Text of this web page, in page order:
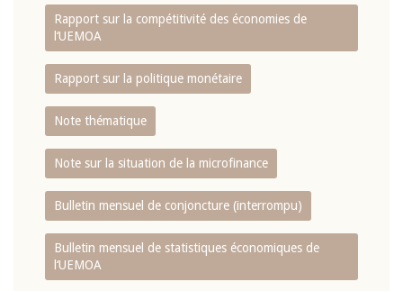
Rapport sur la compétitivité des économies de
l‘UEMOA
Rapport sur la politique monétaire
Note thématique
Note sur la situation de la microfinance
Bulletin mensuel de conjoncture (interrompu)
Bulletin mensuel de statistiques économiques de
l‘UEMOA